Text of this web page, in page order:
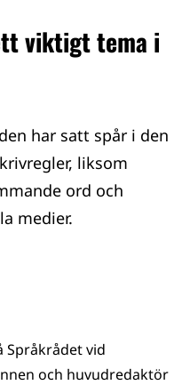
viktigt tema i
har satt spår i den
liksom
ord och
medier.
Språkrådet vid
och huvudredaktör